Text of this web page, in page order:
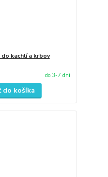
kachlí a krbov
do 3-7 dní
do košíka